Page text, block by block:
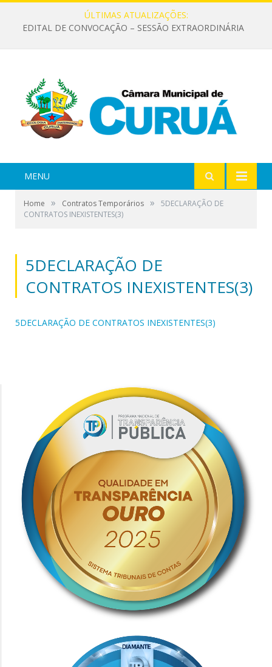
ÚLTIMAS ATUALIZAÇÕES:
EDITAL DE CONVOCAÇÃO – SESSÃO EXTRAORDINÁRIA
MENU
Home » Contratos Temporários »
5DECLARAÇÃO DE
CONTRATOS INEXISTENTES(3)
5DECLARAÇÃO DE
CONTRATOS INEXISTENTES(3)
5DECLARAÇÃO DE CONTRATOS INEXISTENTES(3)